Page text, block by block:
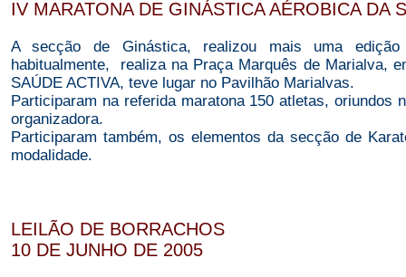
IV MARATONA DE GINÁSTICA AÉROBICA DA
A secção de Ginástica, realizou mais uma edição
habitualmente, realiza na Praça Marquês de Marialva,
SAÚDE ACTIVA, teve lugar no Pavilhão Marialvas.
Participaram na referida maratona 150 atletas, oriundos
organizadora.
Participaram também, os elementos da secção de
modalidade.
LEILÃO DE BORRACHOS
10 DE JUNHO DE 2005